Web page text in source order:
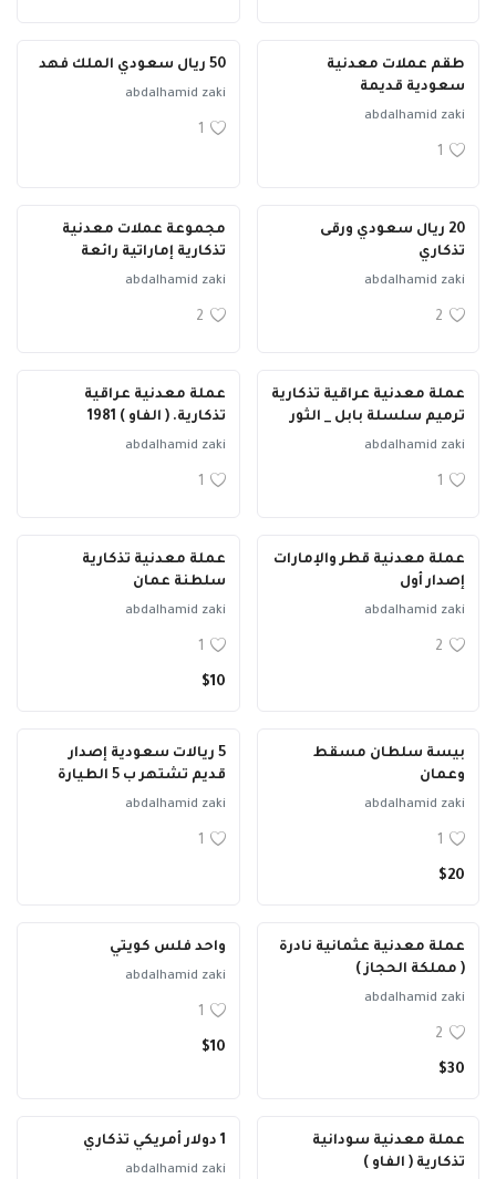
طقم عملات معدنية
سعودية قديمة
abdalhamid zaki
50 ريال سعودي الملك فهد
abdalhamid zaki
20 ريال سعودي ورقى
تذكاري
abdalhamid zaki
مجموعة عملات معدنية
تذكارية إماراتية رائعة
abdalhamid zaki
عملة معدنية عراقية تذكارية
ترميم سلسلة بابل _ الثور
abdalhamid zaki
عملة معدنية عراقية
تذكارية. ( الفاو ) 1981
abdalhamid zaki
عملة معدنية قطر والإمارات
إصدار أول
abdalhamid zaki
عملة معدنية تذكارية
سلطنة عمان
abdalhamid zaki
$10
بيسة سلطان مسقط
وعمان
abdalhamid zaki
$20
5 ريالات سعودية إصدار
قديم تشتهر ب 5 الطيارة
abdalhamid zaki
عملة معدنية عثمانية نادرة
( مملكة الحجاز )
abdalhamid zaki
$30
واحد فلس كويتي
abdalhamid zaki
$10
عملة معدنية سودانية
تذكارية ( الفاو )
1 دولار أمريكي تذكاري
abdalhamid zaki